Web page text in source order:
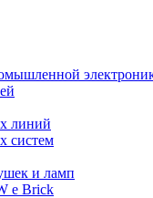
линий
систем
и ламп
e Brick